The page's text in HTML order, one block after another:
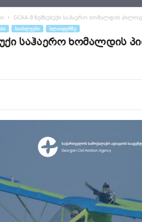
GCAA-მ ზემსუბუქი საჰაერო ხომალდის
ᲡᲘᲐᲮᲚᲔᲔᲑᲘ ᲡᲚᲐᲘᲓᲔᲠᲖᲔ
საჰაერო ხომალდის